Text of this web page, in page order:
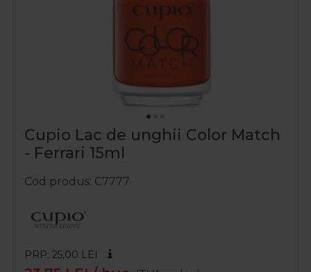
Cupio Lac de unghii Color Match
- Ferrari 15ml
Cod produs C7777
PRP: 25,00 LEI